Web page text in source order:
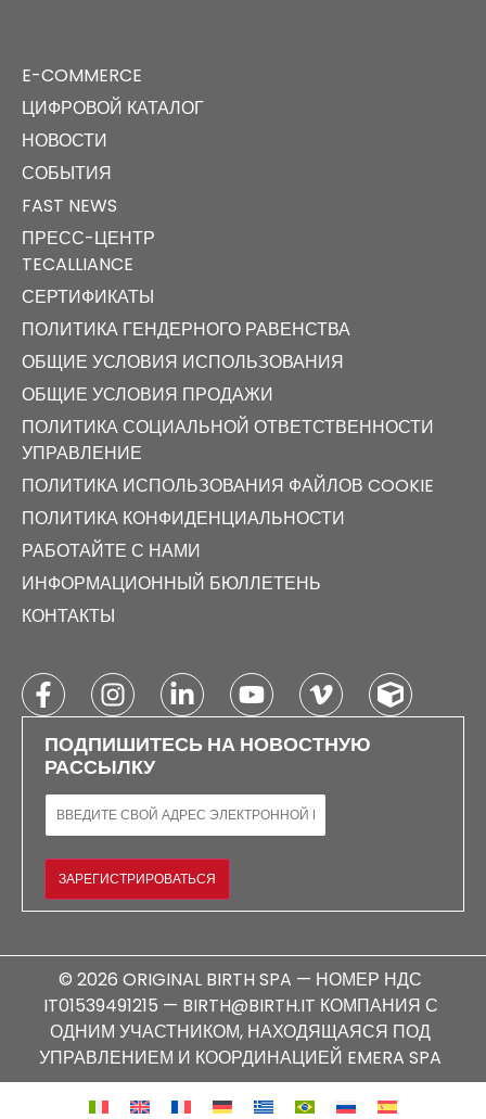
E-COMMERCE
ЦИФРОВОЙ КАТАЛОГ
НОВОСТИ
СОБЫТИЯ
FAST NEWS
ПРЕСС-ЦЕНТР
TECALLIANCE
СЕРТИФИКАТЫ
ПОЛИТИКА ГЕНДЕРНОГО РАВЕНСТВА
ОБЩИЕ УСЛОВИЯ ИСПОЛЬЗОВАНИЯ
ОБЩИЕ УСЛОВИЯ ПРОДАЖИ
ПОЛИТИКА СОЦИАЛЬНОЙ ОТВЕТСТВЕННОСТИ
УПРАВЛЕНИЕ
ПОЛИТИКА ИСПОЛЬЗОВАНИЯ ФАЙЛОВ COOKIE
ПОЛИТИКА КОНФИДЕНЦИАЛЬНОСТИ
РАБОТАЙТЕ С НАМИ
ИНФОРМАЦИОННЫЙ БЮЛЛЕТЕНЬ
КОНТАКТЫ
ПОДПИШИТЕСЬ НА НОВОСТНУЮ
РАССЫЛКУ
ЭЛЕКТРОННАЯ ПОЧТА
ЗАРЕГИСТРИРОВАТЬСЯ
© 2026 ORIGINAL BIRTH SPA — НОМЕР НДС
IT01539491215 — BIRTH@BIRTH.IT КОМПАНИЯ С
ОДНИМ УЧАСТНИКОМ, НАХОДЯЩАЯСЯ ПОД
УПРАВЛЕНИЕМ И КООРДИНАЦИЕЙ EMERA SPA